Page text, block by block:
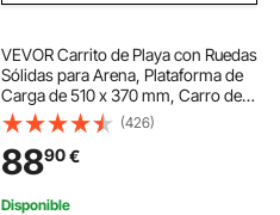
VEVOR Carrito de Playa con Ruedas
Sólidas para Arena, Plataforma de
Carga de 510 x 370 mm, Carro de
Arena Plegables y Altura Ajustable
Carro Resistente para pícnica,
Camp, Pesca, Playa, Jardinería
(426)
8890€
Disponible